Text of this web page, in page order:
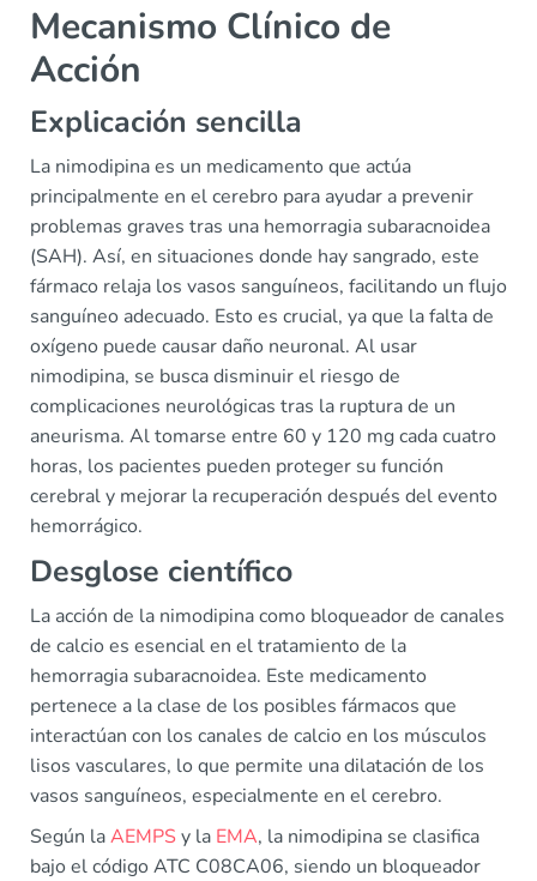
Mecanismo Clínico de
Acción
Explicación sencilla
La nimodipina es un medicamento que actúa
principalmente en el cerebro para ayudar a prevenir
problemas graves tras una hemorragia subaracnoidea
(SAH). Así, en situaciones donde hay sangrado, este
fármaco relaja los vasos sanguíneos, facilitando un flujo
sanguíneo adecuado. Esto es crucial, ya que la falta de
oxígeno puede causar daño neuronal. Al usar
nimodipina, se busca disminuir el riesgo de
complicaciones neurológicas tras la ruptura de un
aneurisma. Al tomarse entre 60 y 120 mg cada cuatro
horas, los pacientes pueden proteger su función
cerebral y mejorar la recuperación después del evento
hemorrágico.
Desglose científico
La acción de la nimodipina como bloqueador de canales
de calcio es esencial en el tratamiento de la
hemorragia subaracnoidea. Este medicamento
pertenece a la clase de los posibles fármacos que
interactúan con los canales de calcio en los músculos
lisos vasculares, lo que permite una dilatación de los
vasos sanguíneos, especialmente en el cerebro.
Según laAEMPS y la EMA, la nimodipina se clasifica
bajo el código ATC C08CA06, siendo un bloqueador